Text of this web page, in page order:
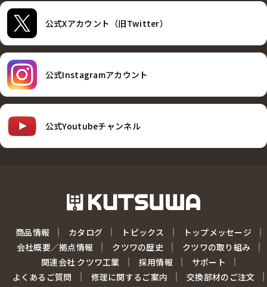
公式Xアカウント（旧Twitter）
公式Instagramアカウント
公式Youtubeチャンネル
商品情報 カタログ トピックス
トップメッセージ
会社概要／拠点情報
クツワの歴史
クツワの取り組み
関連会社 クツワ工業
採用情報
サポート
よくあるご質問
修理に関するご案内
交換部材のご注文